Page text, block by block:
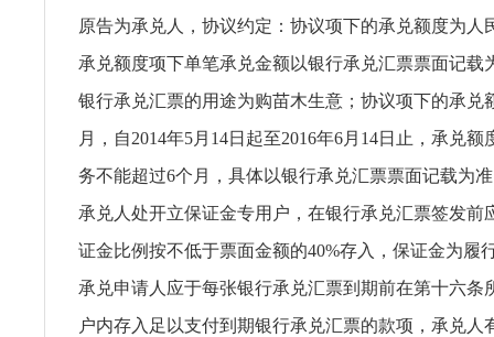
原告为承兑人，协议约定：协议项下的承兑额度为人
承兑额度项下单笔承兑金额以银行承兑汇票票面记载
银行承兑汇票的用途为购苗木生意；协议项下的承兑
月，自2014年5月14日起至2016年6月14日止，承兑
务不能超过6个月，具体以银行承兑汇票票面记载为
承兑人处开立保证金专用户，在银行承兑汇票签发前
证金比例按不低于票面金额的40%存入，保证金为履
承兑申请人应于每张银行承兑汇票到期前在第十六条
户内存入足以支付到期银行承兑汇票的款项，承兑人